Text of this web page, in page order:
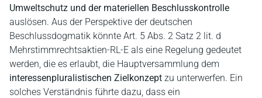
Umweltschutz und der materiellen Beschlusskontrolle
auslösen. Aus der Perspektive der deutschen
Beschlussdogmatik könnte Art. 5 Abs. 2 Satz 2 lit. d
Mehrstimmrechtsaktien-RL-E als eine Regelung gedeutet
werden, die es erlaubt, die Hauptversammlung dem
interessenpluralistischen Zielkonzept zu unterwerfen. Ein
solches Verständnis führte dazu, dass ein